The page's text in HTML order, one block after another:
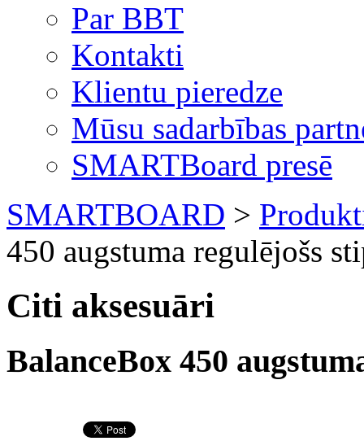
Par BBT
Kontakti
Klientu pieredze
Mūsu sadarbības
SMARTBoard presē
SMARTBOARD >
450 augstuma regulējošs
Citi aksesuāri
BalanceBox 450